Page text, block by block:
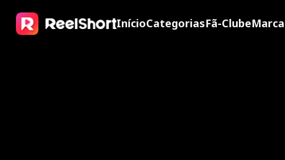
InícioCategoriasFã-ClubeMarca